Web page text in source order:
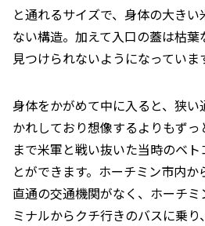
と通れるサイズで、身体の大き
ない構造。加えて入口の蓋は枯
見つけられないようになっていま
身体をかがめて中に入ると、狭
かれしており想像するよりもず
まで米軍と戦い抜いた当時のベ
とができます。ホーチミン市内
直通の交通機関がなく、ホーチ
ミナルからクチ行きのバスに乗